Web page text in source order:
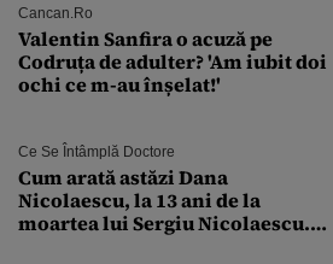
Cancan.ro
Valentin Sanfira o acuză pe
Codruța de adulter? 'Am iubit doi
ochi ce m-au înșelat!'
Ce Se Întâmplă Doctore
Cum arată astăzi Dana
Nicolaescu, la 13 ani de la
moartea lui Sergiu Nicolaescu.